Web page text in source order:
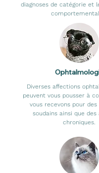
diagnoses de catégorie et
Diverses affections
peuvent vous pousser à
vous recevons pour
soudains ainsi que des
chroniques.